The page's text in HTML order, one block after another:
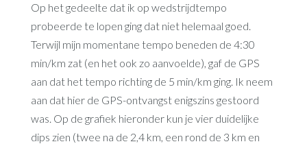
Op het gedeelte dat ik op wedstrijdtempo
probeerde te lopen ging dat niet helemaal goed.
Terwijl mijn momentane tempo beneden de 4:30
min/km zat (en het ook zo aanvoelde), gaf de GPS
aan dat het tempo richting de 5 min/km ging. Ik neem
aan dat hier de GPS-ontvangst enigszins gestoord
was. Op de grafiek hieronder kun je vier duidelijke
dips zien (twee na de 2,4 km, een rond de 3 km en